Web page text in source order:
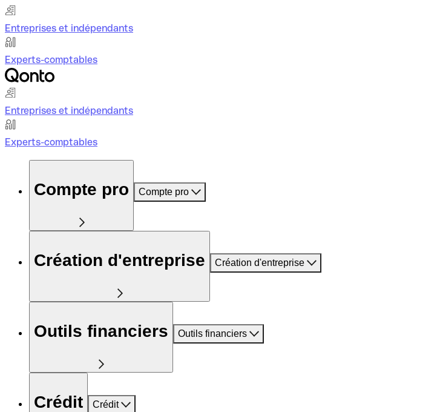
Entreprises et indépendants
Experts-comptables
Entreprises et indépendants
Experts-comptables
Compte pro Compte pro
Création d'entreprise Création d'entreprise
Outils financiers Outils financiers
Crédit Crédit